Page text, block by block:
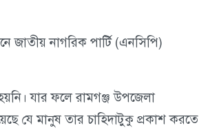
জাতীয় নাগরিক পার্টি (এনসিপি)
যার ফলে রামগঞ্জ উপজেলা
যে মানুষ তার চাহিদাটুকু প্রকাশ করতে